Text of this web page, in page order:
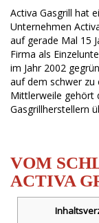
Activa Gasgrill hat
Unternehmen
auf gerade Mal 15
Firma als
im Jahr 2002
auf dem schwer zu
Mittlerweile gehört
Gasgrillherstellern
VOM
ACTIVA